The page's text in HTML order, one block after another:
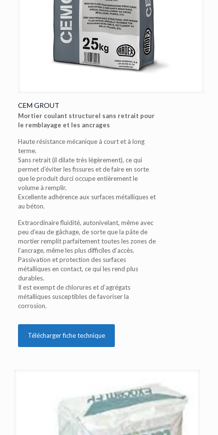
CEM GROUT
Mortier coulant structurel sans retrait pour
le remblayage et les ancrages
Haute résistance mécanique à court et à long
terme.
Sans retrait (il dilate très légèrement), ce qui
permet d’éviter les fissures et de faire en sorte
que le produit durci occupe entièrement le
volume à remplir.
Excellente adhérence aux surfaces métalliques et
au béton.
Extraordinaire fluidité, autonivelant, même avec
peu d’eau de gâchage, de sorte que la pâte de
mortier remplit parfaitement toutes les zones de
l’ancrage, même les plus difficiles d’accès.
Passivation et protection des surfaces
métalliques en contact, ce qui les rend plus
durables.
Il est exempt de chlorures et d’agrégats
métalliques susceptibles de favoriser la
corrosion.
Télécharger fiche technique